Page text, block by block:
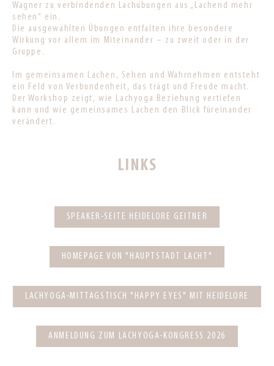
Wagner zu verbindenden Lachübungen aus „Lachend mehr
sehen“ ein.
Die ausgewählten Übungen entfalten ihre besondere
Wirkung vor allem im Miteinander – zu zweit oder in der
Gruppe.
Im gemeinsamen Lachen, Sehen und Wahrnehmen entsteht
ein Feld von Verbundenheit, das trägt und Freude macht.
Der Workshop zeigt, wie Lachyoga Beziehung vertiefen
kann und wie gemeinsames Lachen den Blick füreinander
verändert.
LINKS
SPEAKER-SEITE HEIDELORE GEITNER
HOMEPAGE VON "HAUPTSTADT LACHT"
LACHYOGA-MITTAGSTISCH "HAPPY EYES" MIT HEIDELORE
ANMELDUNG ZUM LACHYOGA-KONGRESS 2026